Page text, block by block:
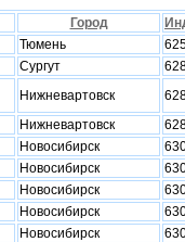
Город
Тюмень
Сургут
Нижневартовск
Нижневартовск
Новосибирск
Новосибирск
Новосибирск
Новосибирск
Новосибирск